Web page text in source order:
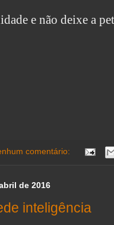
e não deixe a
comentário:
de 2016
inteligência